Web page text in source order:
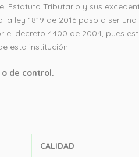
Tributario y sus
ley 1819 de 2016 paso a ser
decreto 4400 de 2004, pues
esta institución.
de control.
CALIDAD